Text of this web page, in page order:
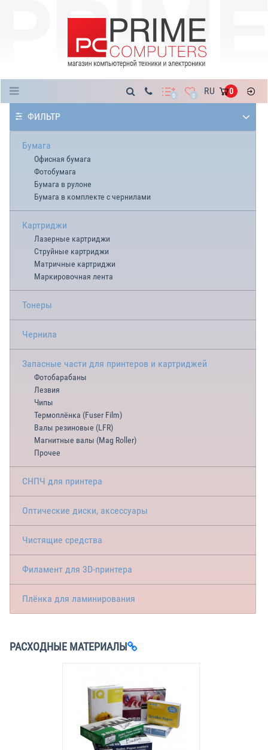
0 0 RU 0
ФИЛЬТР
Бумага
Офисная бумага
Фотобумага
Бумага в рулоне
Бумага в комплекте с чернилами
Картриджи
Лазерные картриджи
Струйные картриджи
Матричные картриджи
Маркировочная лента
Тонеры
Чернила
Запасные части для принтеров и картриджей
Фотобарабаны
Лезвия
Чипы
Термоплёнка (Fuser Film)
Валы резиновые (LFR)
Магнитные валы (Mag Roller)
Прочее
СНПЧ для принтера
Оптические диски, аксессуары
Чистящие средства
Филамент для 3D-принтера
Плёнка для ламинирования
РАСХОДНЫЕ МАТЕРИАЛЫ